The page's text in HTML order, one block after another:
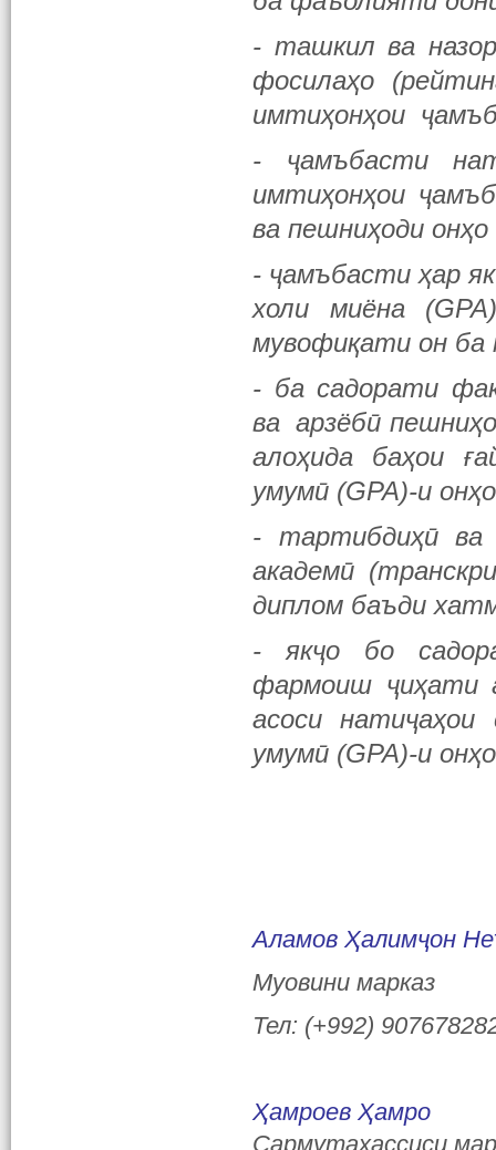
- ташкил ва
фосилаҳо
имтиҳонҳои
- ҷамъбасти
имтиҳонҳои
ва пешниҳоди
- ҷамъбасти ҳар
холи миёна
мувофиқати он ба
- ба садорати
ва арзёбӣ
алоҳида баҳои
умумӣ (GPA)-и
- тартибдиҳӣ ва
академӣ
диплом баъди
- якҷо бо
фармоиш ҷиҳати
асоси
умумӣ (GPA)-и
Аламов Ҳалимҷон
Муовини марказ
Тел: (+992)
Ҳамроев Ҳамро
Сармутахассиси